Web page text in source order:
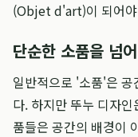
(Objet d'art)이 되어
단순한 소품을 넘
일반적으로 '소품'은 공
다. 하지만 뚜누 디자
품들은 공간의 배경이